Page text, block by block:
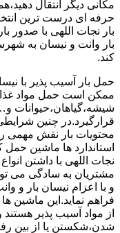
مکانی دیگر انتقال
حرفه ای درست ترین
بار نجات اللهی با صدور
بار وانت و نیسان به
کند.
حمل بار آسیب پذیر با
ممکن است حمل مواد
شیشه،گیاهان،حیوانات
قرارگیرد.در چنین
محتویات بار نقش مهمی
استاندارد ها ماشین حمل
نجات اللهی با داشتن
مشتریان به سادگی می
و با اعزام نیسان بار و
فراهم نماید.این ماشین
از مواد آسیب پذیر
شدن،شکستن یا از بین